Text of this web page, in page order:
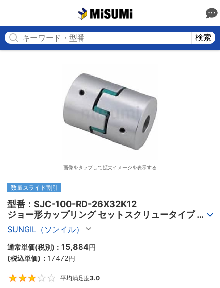
検索
画像をタップして拡大イメージを表示する
数量スライド割引
型番：SJC-100-RD-26X32K12
ジョー形カップリング セットスクリュータイプ
SJCシリーズ
SUNGIL（ソンイル）
通常単価(税別)： 15,884円
(税込単価)： 17,472円
平均満足度3.0